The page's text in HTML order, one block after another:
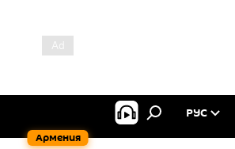
Армения
РУС